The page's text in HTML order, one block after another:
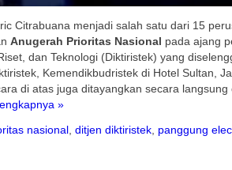
Citrabuana menjadi salah satu dari 15
Anugerah Prioritas Nasional pada ajang
dan Teknologi (Diktiristek) yang
Kemendikbudristek di Hotel Sultan,
di atas juga ditayangkan secara
»
nasional ditjen diktiristek panggung